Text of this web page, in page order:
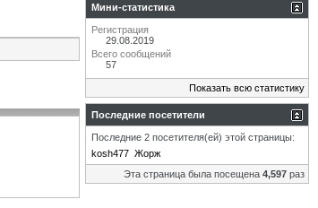
Мини-статистика
Регистрация
29.08.2019
Всего сообщений
57
Показать всю статистику
Последние посетители
Последние 2 посетителя(ей) этой страницы:
kosh477 Жорж
Эта страница была посещена 4,597 раз